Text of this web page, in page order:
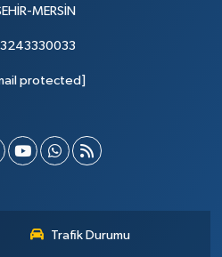
MERSİN
protected]
Trafik Durumu